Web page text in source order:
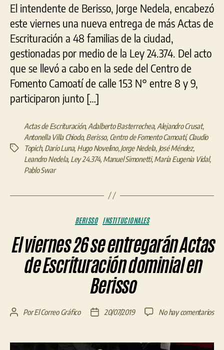
El intendente de Berisso, Jorge Nedela, encabezó
este viernes una nueva entrega de más Actas de
Escrituración a 48 familias de la ciudad,
gestionadas por medio de la Ley 24.374. Del acto
que se llevó a cabo en la sede del Centro de
Fomento Camoatí de calle 153 N° entre 8 y 9,
participaron junto […]
Etiquetas
Actas de Escrituración, Adalberto Basterrechea, Alejandro Crusat,
Antonella Villa Chiodo, Berisso, Centro de Fomento Camoatí,Claudio
Topich, Darío Luna, Hugo Novelino,Jorge Nedela, José Méndez,
Leandro Nedela, Ley 24.374, Manuel Simonetti,María Eugenia Vidal,
Pablo Swar
Categorías
BERISSO INSTITUCIONALES
El viernes 26 se entregarán Actas
de Escrituración dominial en
Berisso
Autor
entrada
PorEl Correo Gráfico
Fecha
entrada
20/07/2019 No hay comentariosen
26